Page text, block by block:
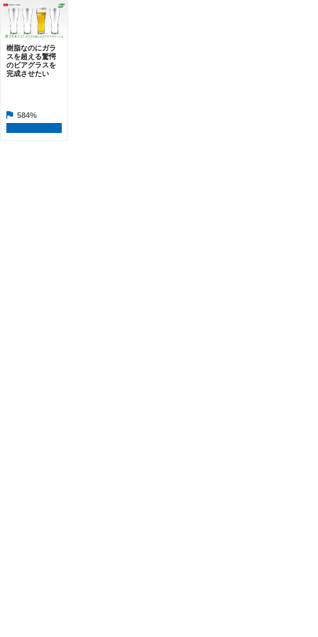
樹脂なのにガラ
スを超える驚愕
のビアグラスを
完成させたい
584%